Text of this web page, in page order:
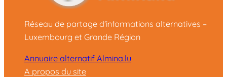
Réseau de partage d'informations alternatives –
Luxembourg et Grande Région
Annuaire alternatif Almina.lu
A propos du site